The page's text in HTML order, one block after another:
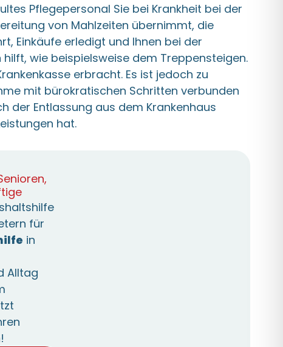
Pflegepersonal Sie bei Krankheit bei der
von Mahlzeiten übernimmt, die
Einkäufe erledigt und Ihnen bei der
wie beispielsweise dem Treppensteigen.
erbracht. Es ist jedoch zu
mit bürokratischen Schritten verbunden
der Entlassung aus dem Krankenhaus
hat.
für
in
Alltag